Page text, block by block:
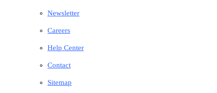
Newsletter
Careers
Help Center
Contact
Sitemap